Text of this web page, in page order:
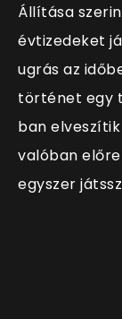
Állítása
évtizedeket
ugrás az
történet egy
ban
valóban
egyszer